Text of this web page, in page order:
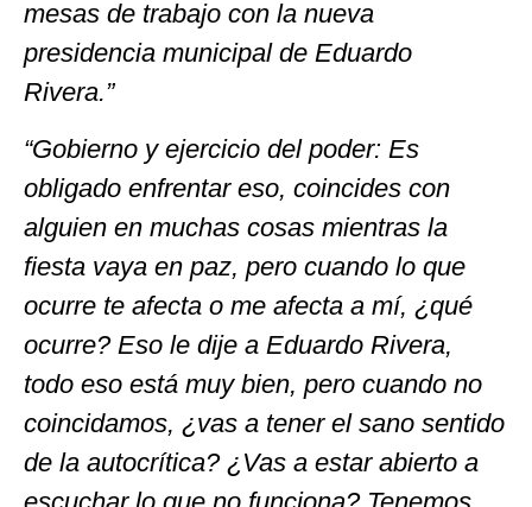
mesas de trabajo con la nueva
presidencia municipal de Eduardo
Rivera.”
“Gobierno y ejercicio del poder: Es
obligado enfrentar eso, coincides con
alguien en muchas cosas mientras la
fiesta vaya en paz, pero cuando lo que
ocurre te afecta o me afecta a mí, ¿qué
ocurre? Eso le dije a Eduardo Rivera,
todo eso está muy bien, pero cuando no
coincidamos, ¿vas a tener el sano sentido
de la autocrítica? ¿Vas a estar abierto a